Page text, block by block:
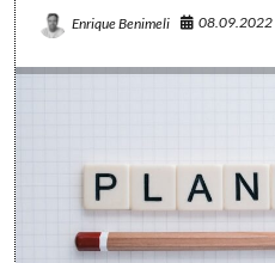
Enrique Benimeli 08.09.2022